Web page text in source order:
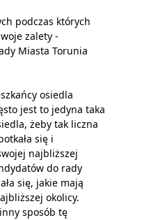
podczas których
zalety -
Miasta Torunia
osiedla
jest to jedyna taka
żeby tak liczna
się i
najbliższej
do rady
się, jakie mają
okolicy.
sposób tę